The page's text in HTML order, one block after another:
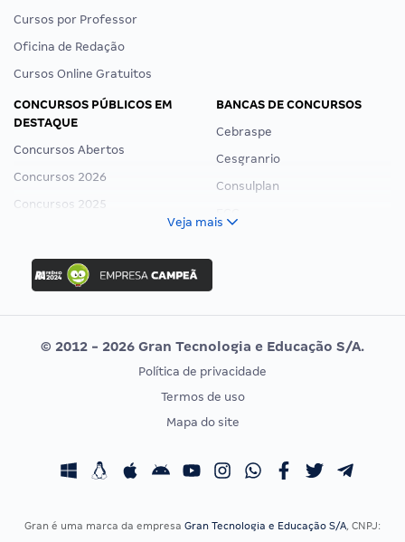
Cursos por Professor
Oficina de Redação
Cursos Online Gratuitos
CONCURSOS PÚBLICOS EM
DESTAQUE
Concursos Abertos
Concursos 2026
Concursos 2025
Concurso Ibama
Concurso MPU
Editais publicados
BANCAS DE CONCURSOS
Cebraspe
Cesgranrio
Consulplan
Vunesp
CONCURSOS POR PROFISSÃO
Concursos Fiscais
EXAME DE ORDEM
Calendário OAB
Veja mais
© 2012 - 2026 Gran Tecnologia e Educação S/A.
Política de privacidade
Termos de uso
Mapa do site
Gran é uma marca da empresa Gran Tecnologia e Educação S/A, CNPJ: